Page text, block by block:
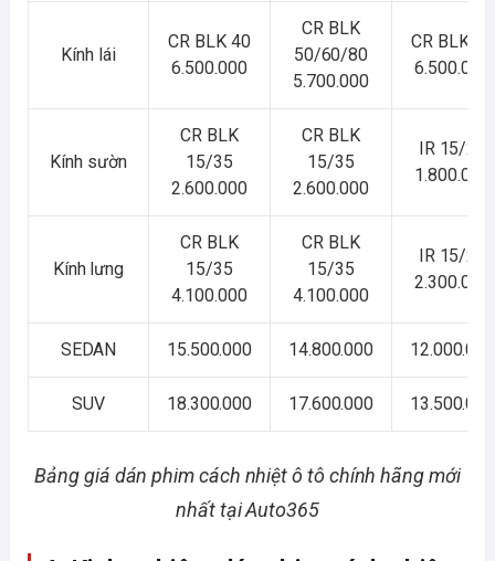
Kính lái
CR BLK 40
6.500.000
CR BLK
50/60/80
5.700.000
CR BLK 40
6.500.000
Kính sườn
CR BLK
15/35
2.600.000
CR BLK
15/35
2.600.000
IR 15/25
1.800.000
Kính lưng
CR BLK
15/35
4.100.000
CR BLK
15/35
4.100.000
IR 15/25
2.300.000
SEDAN 15.500.000 14.800.000 12.000.000
SUV 18.300.000 17.600.000 13.500.000
Bảng giá dán phim cách nhiệt ô tô chính hãng mới
nhất tại Auto365